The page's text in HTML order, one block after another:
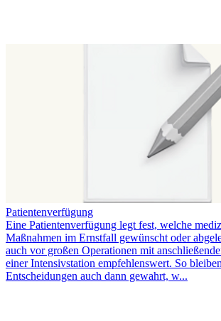
Patientenverfügung
Eine Patientenverfügung legt fest, welche
Maßnahmen im Ernstfall gewünscht oder
auch vor großen Operationen mit
einer Intensivstation empfehlenswert. So
Entscheidungen auch dann gewahrt, w...